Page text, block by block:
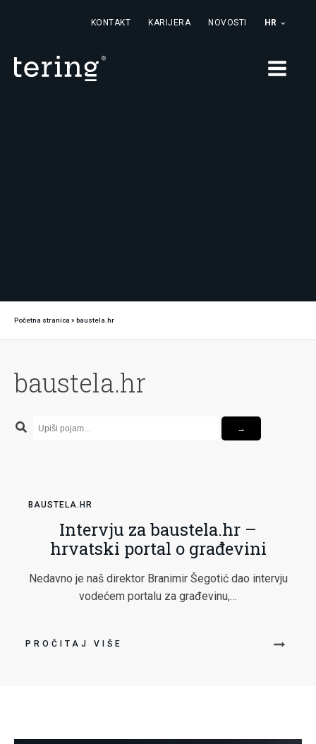
KONTAKT KARIJERA NOVOSTI HR
Početna stranica »baustela.hr
baustela.hr
BAUSTELA.HR
Intervju za baustela.hr –
hrvatski portal o građevini
Nedavno je naš direktor Branimir Šegotić dao intervju
vodećem portalu za građevinu,…
PROČITAJ VIŠE